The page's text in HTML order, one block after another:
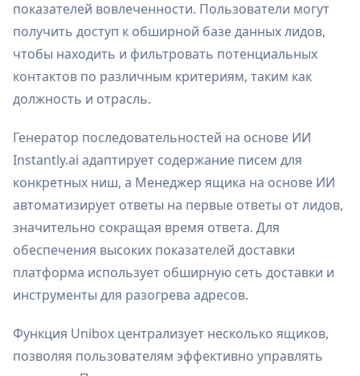
показателей вовлеченности. Пользователи могут
получить доступ к обширной базе данных лидов,
чтобы находить и фильтровать потенциальных
контактов по различным критериям, таким как
должность и отрасль.
Генератор последовательностей на основе ИИ
Instantly.ai адаптирует содержание писем для
конкретных ниш, а Менеджер ящика на основе ИИ
автоматизирует ответы на первые ответы от лидов,
значительно сокращая время ответа. Для
обеспечения высоких показателей доставки
платформа использует обширную сеть доставки и
инструменты для разогрева адресов.
Функция Unibox централизует несколько ящиков,
позволяя пользователям эффективно управлять